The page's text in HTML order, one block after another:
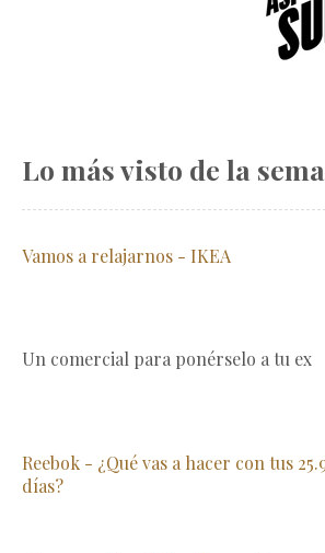
Lo más visto de la
Vamos a relajarnos - IKEA
Un comercial para ponérselo a tu ex
Reebok - ¿Qué vas a hacer con tus
días?